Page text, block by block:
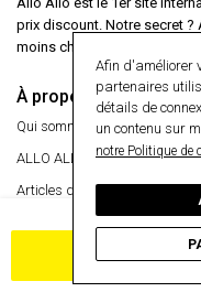
prix discount. Notre secret ?
moins cher que la moyenne
À propos
Qui sommes-nous ?
ALLO ALLO
VIP
Articles de presse
Afin d'améliorer
partenaires
détails de
un contenu sur
notre Politique de